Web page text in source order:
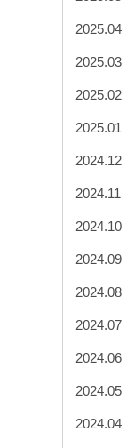
2025.04
2025.03
2025.02
2025.01
2024.12
2024.11
2024.10
2024.09
2024.08
2024.07
2024.06
2024.05
2024.04